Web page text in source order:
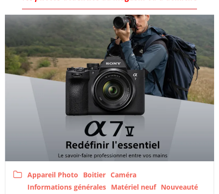
Appareil Photo Boitier Caméra
Informations générales Matériel neuf Nouveauté